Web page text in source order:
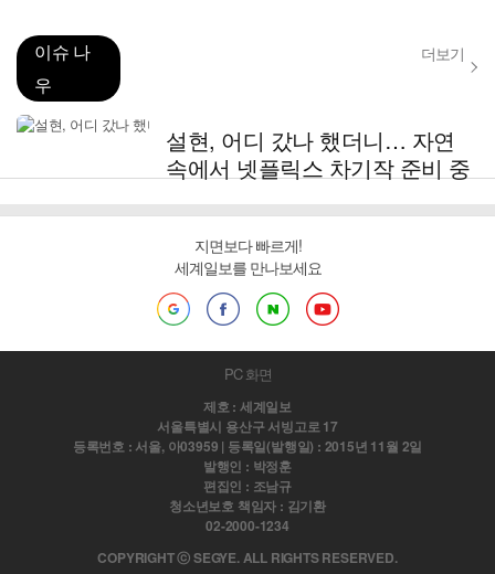
이슈 나
우
더보기
설현, 어디 갔나 했더니… 자연
속에서 넷플릭스 차기작 준비 중
지면보다 빠르게!
세계일보를 만나보세요
PC 화면
제호 : 세계일보
서울특별시 용산구 서빙고로 17
등록번호 : 서울, 아03959 | 등록일(발행일) : 2015년 11월 2일
발행인 : 박정훈
편집인 : 조남규
청소년보호 책임자 : 김기환
02-2000-1234
COPYRIGHT ⓒ SEGYE. ALL RIGHTS RESERVED.